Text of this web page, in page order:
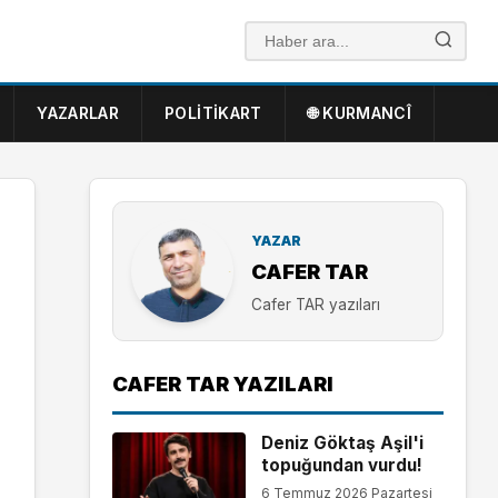
YAZARLAR POLITIKART 🌐 KURMANCÎ
YAZAR
CAFER TAR
Cafer TAR yazıları
CAFER TAR YAZILARI
Deniz Göktaş Aşil'i
topuğundan vurdu!
6 Temmuz 2026 Pazartesi